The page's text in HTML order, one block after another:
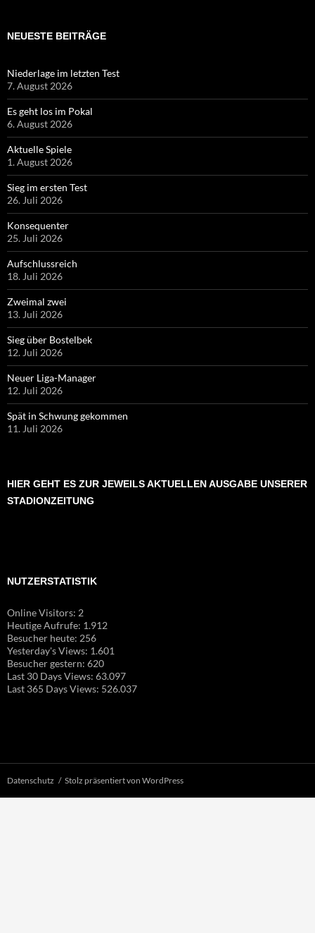
NEUESTE BEITRÄGE
Niederlage im letzten Test
7. August 2026
Es geht los im Pokal
6. August 2026
Aktuelle Spiele
1. August 2026
Sieg im ersten Test
26. Juli 2026
Konsequenter
25. Juli 2026
Aufschlussreich
18. Juli 2026
Zweimal zwei
13. Juli 2026
Sieg über Bostelbek
12. Juli 2026
Neuer Liga-Manager
12. Juli 2026
Spät in Schwung gekommen
11. Juli 2026
HIER GEHT ES ZUR JEWEILS AKTUELLEN AUSGABE UNSERER
STADIONZEITUNG
NUTZERSTATISTIK
Online Visitors: 2
Heutige Aufrufe: 1.912
Besucher heute: 256
Yesterday's Views: 1.601
Besucher gestern: 620
Last 30 Days Views: 63.097
Last 365 Days Views: 526.037
Datenschutz Stolz präsentiert von WordPress